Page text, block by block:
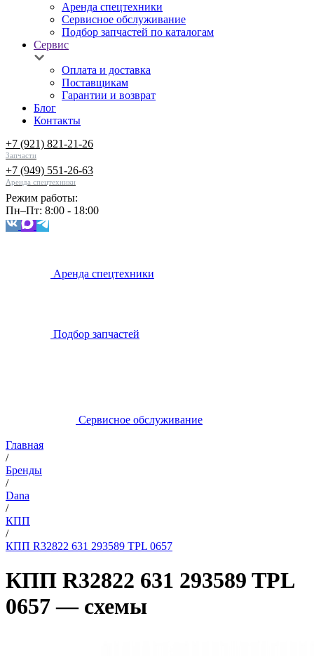
Аренда спецтехники
Сервисное обслуживание
Подбор запчастей по каталогам
Сервис
Оплата и доставка
Поставщикам
Гарантии и возврат
Блог
Контакты
+7 (921) 821-21-26
Запчасти
+7 (949) 551-26-63
Аренда спецтехники
Режим работы:
Пн–Пт: 8:00 - 18:00
Аренда спецтехники
Подбор запчастей
Сервисное обслуживание
Главная
/
Бренды
/
Dana
/
КПП
/
КПП R32822 631 293589 TPL 0657
КПП R32822 631 293589 TPL
0657 — схемы